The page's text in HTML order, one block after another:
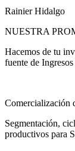
Rainier Hidalgo
NUESTRA
Hacemos de tu
fuente de
Comercialización
Segmentación,
productivos para